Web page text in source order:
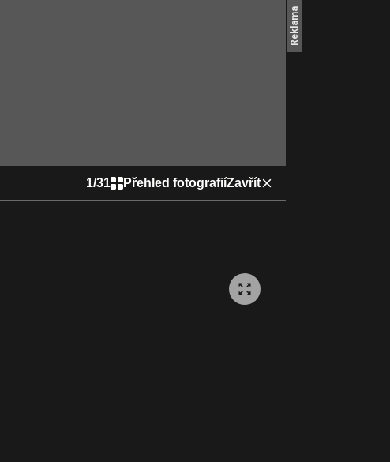
1/31 Přehled fotografiíZavřít